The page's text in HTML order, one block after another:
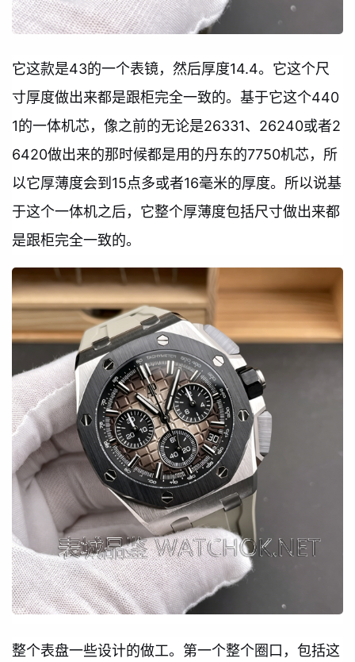
它这款是43的一个表镜，然后厚度14.4。它这个尺
寸厚度做出来都是跟柜完全一致的。基于它这个440
1的一体机芯，像之前的无论是26331、26240或者2
6420做出来的那时候都是用的丹东的7750机芯，所
以它厚薄度会到15点多或者16毫米的厚度。所以说基
于这个一体机之后，它整个厚薄度包括尺寸做出来都
是跟柜完全一致的。
整个表盘一些设计的做工。第一个整个圈口，包括这